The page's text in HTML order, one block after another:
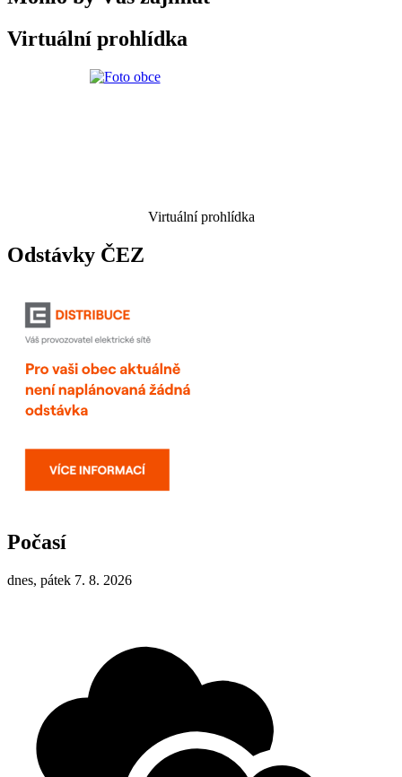
Virtuální prohlídka
Virtuální prohlídka
Odstávky ČEZ
Počasí
dnes, pátek 7. 8. 2026